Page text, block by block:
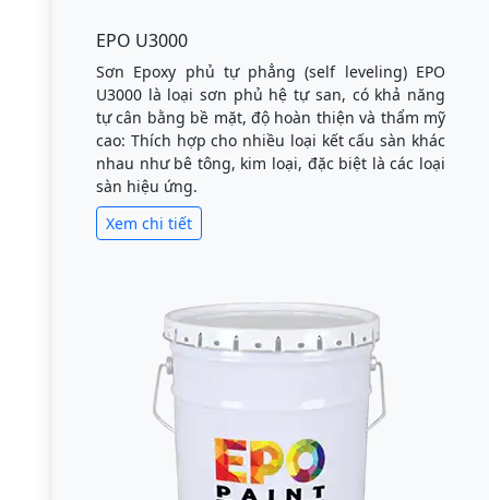
EPO U3000
Sơn Epoxy phủ tự phẳng (self leveling) EPO
U3000 là loại sơn phủ hệ tự san, có khả năng
tự cân bằng bề mặt, độ hoàn thiện và thẩm mỹ
cao: Thích hợp cho nhiều loại kết cấu sàn khác
nhau như bê tông, kim loại, đặc biệt là các loại
sàn hiệu ứng.
Xem chi tiết